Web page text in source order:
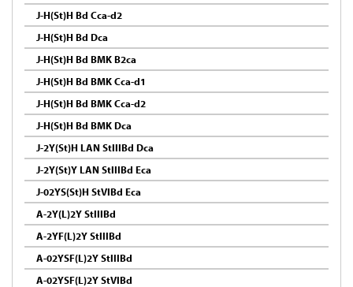
J-H(St)H Bd Cca-d2
J-H(St)H Bd Dca
J-H(St)H Bd BMK B2ca
J-H(St)H Bd BMK Cca-d1
J-H(St)H Bd BMK Cca-d2
J-H(St)H Bd BMK Dca
J-2Y(St)H LAN StIIIBd Dca
J-2Y(St)Y LAN StIIIBd Eca
J-02YS(St)H StVIBd Eca
A-2Y(L)2Y StIIIBd
A-2YF(L)2Y StIIIBd
A-02YSF(L)2Y StIIIBd
A-02YSF(L)2Y StVIBd